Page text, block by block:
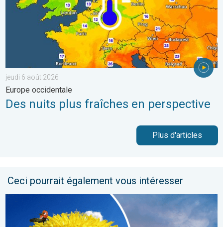
jeudi 6 août 2026
Europe occidentale
Des nuits plus fraîches en perspective
Plus d'articles
Ceci pourrait également vous intéresser
Journée plus fraîche et instable. Météo de votre dimanche. . .